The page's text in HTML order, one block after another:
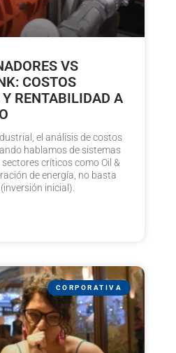
VS
COSTOS
RENTABILIDAD A
el análisis de costos
hablamos de sistemas
críticos como Oil &
de energía, no basta
inicial).
CORPORATIVA